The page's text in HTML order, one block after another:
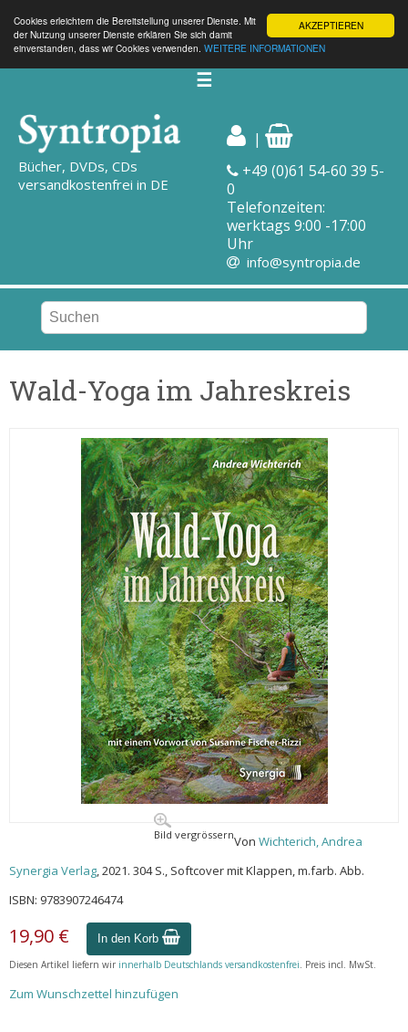
AKZEPTIEREN
Cookies erleichtern die Bereitstellung unserer Dienste. Mit
der Nutzung unserer Dienste erklären Sie sich damit
einverstanden, dass wir Cookies verwenden. WEITERE INFORMATIONEN
☰
Bücher, DVDs, CDs
versandkostenfrei in DE
|
+49 (0)61 54-60 39 5-
0
Telefonzeiten:
werktags 9:00 -17:00
Uhr
info@syntropia.de
Wald-Yoga im Jahreskreis
Bild vergrössernVon Wichterich, Andrea
Synergia Verlag, 2021. 304 S., Softcover mit Klappen, m.farb. Abb.
ISBN: 9783907246474
19,90 € In den Korb
Diesen Artikel liefern wir innerhalb Deutschlands versandkostenfrei. Preis incl. MwSt.
Zum Wunschzettel hinzufügen